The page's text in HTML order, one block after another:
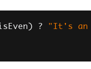
) ? "It's an